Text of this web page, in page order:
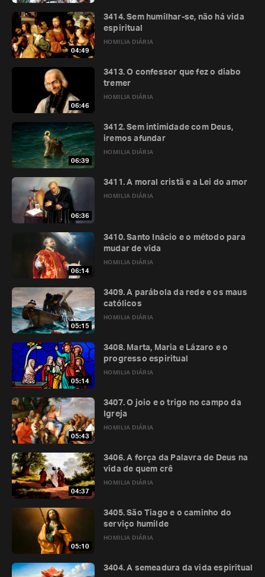
04:49
HOMILIA DIÁRIA
3414. Sem humilhar-se, não há vida
espiritual
06:46
HOMILIA DIÁRIA
3413. O confessor que fez o diabo
tremer
06:39
HOMILIA DIÁRIA
3412. Sem intimidade com Deus,
iremos afundar
06:36
HOMILIA DIÁRIA
3411. A moral cristã e a Lei do amor
06:14
HOMILIA DIÁRIA
3410. Santo Inácio e o método para
mudar de vida
05:15
HOMILIA DIÁRIA
3409. A parábola da rede e os maus
católicos
05:14
HOMILIA DIÁRIA
3408. Marta, Maria e Lázaro e o
progresso espiritual
05:43
HOMILIA DIÁRIA
3407. O joio e o trigo no campo da
Igreja
04:37
HOMILIA DIÁRIA
3406. A força da Palavra de Deus na
vida de quem crê
05:10
HOMILIA DIÁRIA
3405. São Tiago e o caminho do
serviço humilde
3404. A semeadura da vida espiritual